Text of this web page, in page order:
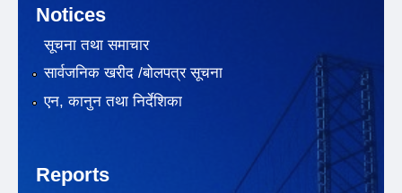
Notices
सूचना तथा समाचार
सार्वजनिक खरीद /बोलपत्र सूचना
एन, कानुन तथा निर्देशिका
Reports